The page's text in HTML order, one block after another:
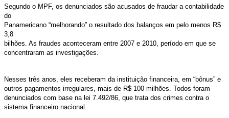
Segundo o MPF, os denunciados são acusados de fraudar a contabilidade
do
Panamericano “melhorando” o resultado dos balanços em pelo menos R$
3,8
bilhões. As fraudes aconteceram entre 2007 e 2010, período em que se
concentraram as investigações.
Nesses três anos, eles receberam da instituição financeira, em “bônus” e
outros pagamentos irregulares, mais de R$ 100 milhões. Todos foram
denunciados com base na lei 7.492/86, que trata dos crimes contra o
sistema financeiro nacional.